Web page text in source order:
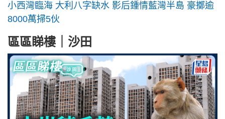
小西灣臨海 大利八字缺水 影后鍾情藍灣半島 豪擲逾
8000萬掃5伙
區區睇樓｜沙田